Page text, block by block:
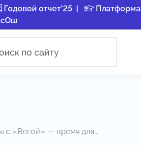
Годовой отчет'25|
Платформа
с «Вегой» — время для...